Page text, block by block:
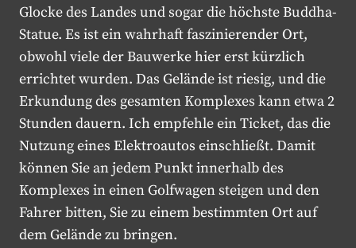
Glocke des Landes und sogar die höchste Buddha-
Statue. Es ist ein wahrhaft faszinierender Ort,
obwohl viele der Bauwerke hier erst kürzlich
errichtet wurden. Das Gelände ist riesig, und die
Erkundung des gesamten Komplexes kann etwa 2
Stunden dauern. Ich empfehle ein Ticket, das die
Nutzung eines Elektroautos einschließt. Damit
können Sie an jedem Punkt innerhalb des
Komplexes in einen Golfwagen steigen und den
Fahrer bitten, Sie zu einem bestimmten Ort auf
dem Gelände zu bringen.